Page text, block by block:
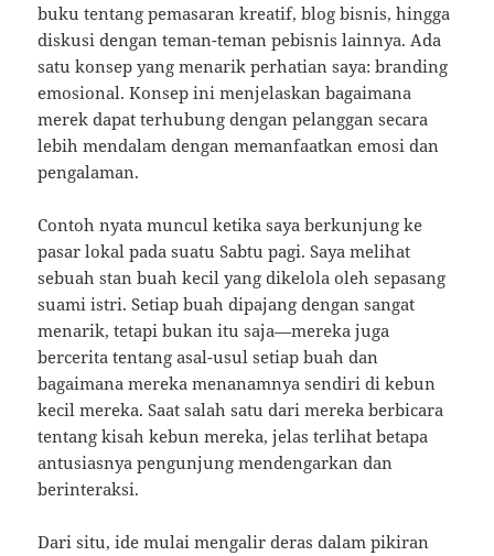
buku tentang pemasaran kreatif, blog bisnis, hingga
diskusi dengan teman-teman pebisnis lainnya. Ada
satu konsep yang menarik perhatian saya: branding
emosional. Konsep ini menjelaskan bagaimana
merek dapat terhubung dengan pelanggan secara
lebih mendalam dengan memanfaatkan emosi dan
pengalaman.
Contoh nyata muncul ketika saya berkunjung ke
pasar lokal pada suatu Sabtu pagi. Saya melihat
sebuah stan buah kecil yang dikelola oleh sepasang
suami istri. Setiap buah dipajang dengan sangat
menarik, tetapi bukan itu saja—mereka juga
bercerita tentang asal-usul setiap buah dan
bagaimana mereka menanamnya sendiri di kebun
kecil mereka. Saat salah satu dari mereka berbicara
tentang kisah kebun mereka, jelas terlihat betapa
antusiasnya pengunjung mendengarkan dan
berinteraksi.
Dari situ, ide mulai mengalir deras dalam pikiran